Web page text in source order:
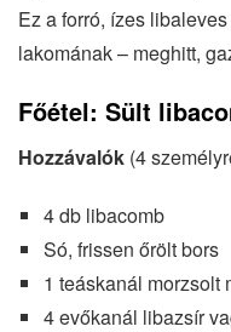
Ez a forró, ízes
lakomának – meghitt,
Főétel: Sült
Hozzávalók (4
4 db libacomb
Só, frissen őrölt bors
1 teáskanál morzsolt
4 evőkanál libazsír